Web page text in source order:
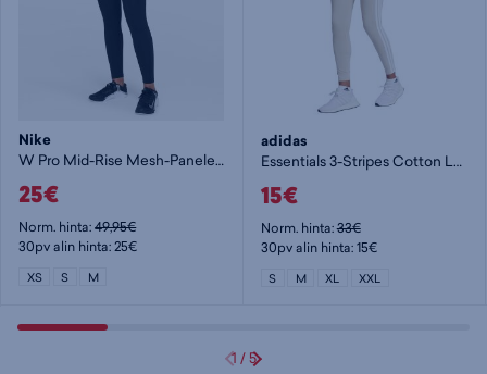
Nike
W Pro Mid-Rise Mesh-Paneled Leggings - naisten pitkät trikoot
25€
Norm. hinta:49,95€
30pv alin hinta: 25€
XS S M
adidas
Essentials 3-Stripes Cotton Leggings W - naisten pitkät trikoot
15€
Norm. hinta:33€
30pv alin hinta: 15€
S M XL XXL
1 /5